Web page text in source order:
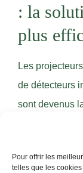
Pour offrir les
telles que les
: la
plus
Les
de détecteurs
sont devenus
Grâce à leur